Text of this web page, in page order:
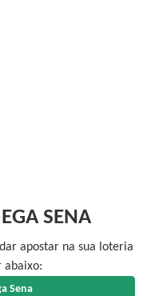
SENA
apostar na sua loteria
abaixo:
Sena